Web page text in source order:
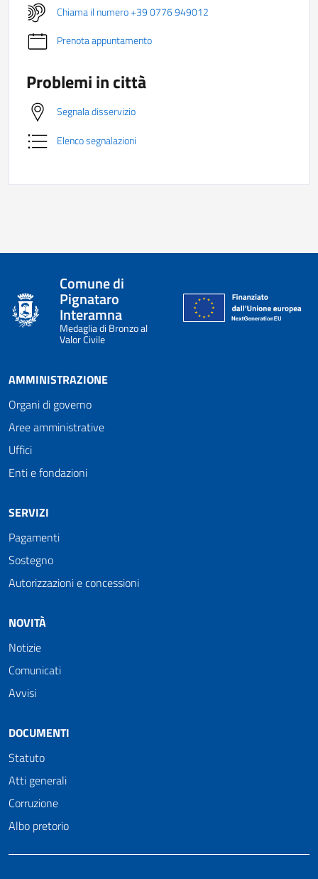
Chiama il numero +39 0776 949012
Prenota appuntamento
Problemi in città
Segnala disservizio
Elenco segnalazioni
Comune di
Pignataro
Interamna
Medaglia di Bronzo al
Valor Civile
AMMINISTRAZIONE
Organi di governo
Aree amministrative
Uffici
Enti e fondazioni
SERVIZI
Pagamenti
Sostegno
Autorizzazioni e concessioni
NOVITÀ
Notizie
Comunicati
Avvisi
DOCUMENTI
Statuto
Atti generali
Corruzione
Albo pretorio